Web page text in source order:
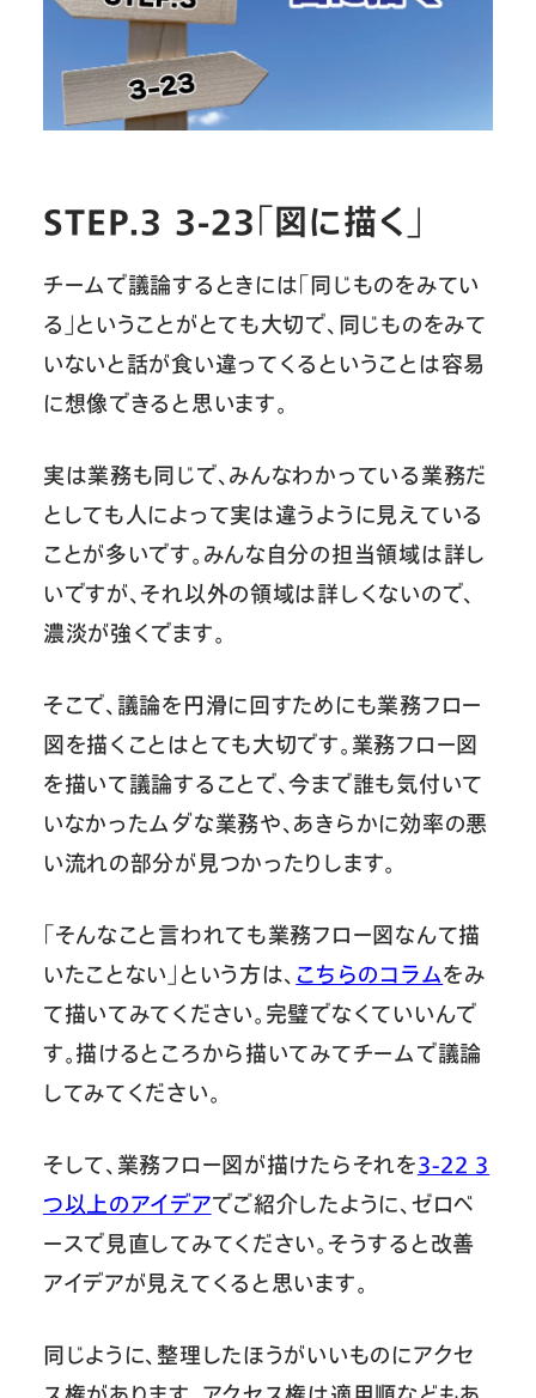
STEP.3 3-23「図に描く」
チームで議論するときには「同じものをみてい
る」ということがとても大切で、同じものをみて
いないと話が食い違ってくるということは容易
に想像できると思います。
実は業務も同じで、みんなわかっている業務だ
としても人によって実は違うように見えている
ことが多いです。みんな自分の担当領域は詳し
いですが、それ以外の領域は詳しくないので、
濃淡が強くでます。
そこで、議論を円滑に回すためにも業務フロー
図を描くことはとても大切です。業務フロー図
を描いて議論することで、今まで誰も気付いて
いなかったムダな業務や、あきらかに効率の悪
い流れの部分が見つかったりします。
「そんなこと言われても業務フロー図なんて描
いたことない」という方は、 こちらのコラムをみ
て描いてみてください。完璧でなくていいんで
す。描けるところから描いてみてチームで議論
してみてください。
そして、業務フロー図が描けたらそれを3-22 3
つ以上のアイデアでご紹介したように、ゼロベ
ースで見直してみてください。そうすると改善
アイデアが見えてくると思います。
同じように、整理したほうがいいものにアクセ